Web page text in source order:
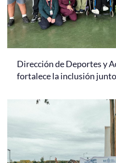
Dirección de Deportes y
fortalece la inclusión